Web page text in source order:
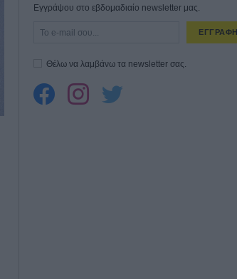
Εγγράψου στο εβδομαδιαίο newsletter μας.
ΕΓΓΡΑΦΗ
Θέλω να λαμβάνω τα newsletter σας.